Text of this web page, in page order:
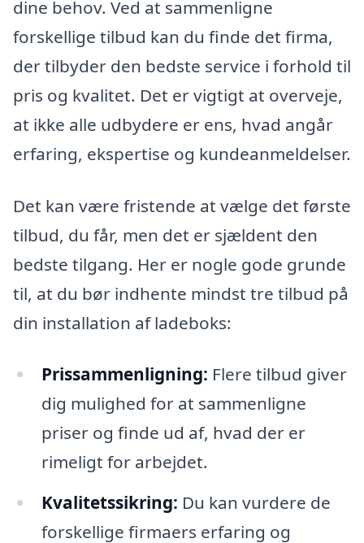
dine behov. Ved at sammenligne
forskellige tilbud kan du finde det firma,
der tilbyder den bedste service i forhold til
pris og kvalitet. Det er vigtigt at overveje,
at ikke alle udbydere er ens, hvad angår
erfaring, ekspertise og kundeanmeldelser.
Det kan være fristende at vælge det første
tilbud, du får, men det er sjældent den
bedste tilgang. Her er nogle gode grunde
til, at du bør indhente mindst tre tilbud på
din installation af ladeboks:
Prissammenligning: Flere tilbud giver
dig mulighed for at sammenligne
priser og finde ud af, hvad der er
rimeligt for arbejdet.
Kvalitetssikring: Du kan vurdere de
forskellige firmaers erfaring og